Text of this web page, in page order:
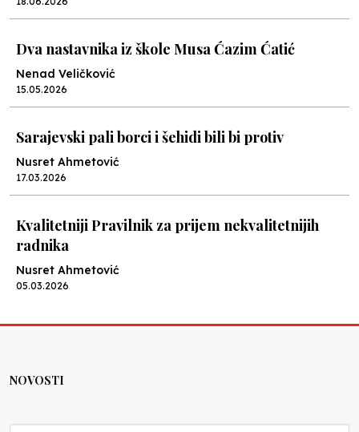
Dva nastavnika iz škole Musa Ćazim Ćatić
Nenad Veličković
15.05.2026
Sarajevski pali borci i šehidi bili bi protiv
Nusret Ahmetović
17.03.2026
Kvalitetniji Pravilnik za prijem nekvalitetnijih
radnika
Nusret Ahmetović
05.03.2026
05.03.2026
Jazavci
NOVOSTI